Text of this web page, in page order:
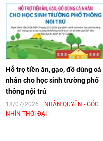
hoá
11:10 17/06/2026
hòa
cho
Hỗ trợ tiền ăn, gạo, đồ dùng cá
nhân cho học sinh trường phổ
thông nội trú
18/07/2026
NHÂN QUYỀN - GÓC
NHÌN THỜI ĐẠI